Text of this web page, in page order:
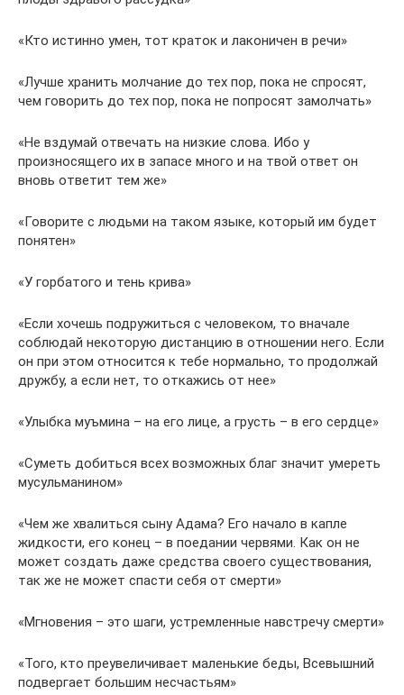
«Кто истинно умен, тот краток и лаконичен в речи»
«Лучше хранить молчание до тех пор, пока не спросят,
чем говорить до тех пор, пока не попросят замолчать»
«Не вздумай отвечать на низкие слова. Ибо у
произносящего их в запасе много и на твой ответ он
вновь ответит тем же»
«Говорите с людьми на таком языке, который им будет
понятен»
«У горбатого и тень крива»
«Если хочешь подружиться с человеком, то вначале
соблюдай некоторую дистанцию в отношении него. Если
он при этом относится к тебе нормально, то продолжай
дружбу, а если нет, то откажись от нее»
«Улыбка муъмина – на его лице, а грусть – в его сердце»
«Суметь добиться всех возможных благ значит умереть
мусульманином»
«Чем же хвалиться сыну Адама? Его начало в капле
жидкости, его конец – в поедании червями. Как он не
может создать даже средства своего существования,
так же не может спасти себя от смерти»
«Мгновения – это шаги, устремленные навстречу смерти»
«Того, кто преувеличивает маленькие беды, Всевышний
подвергает большим несчастьям»